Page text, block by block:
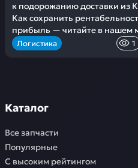
к подорожанию доставки из
Как сохранить
прибыль — читайте в нашем
Логистика 1
Каталог
Все запчасти
Популярные
С высоким рейтингом